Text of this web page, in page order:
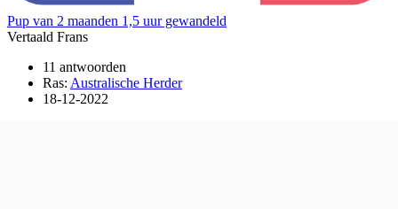
Pup van 2 maanden 1,5 uur gewandeld
Vertaald Frans
11 antwoorden
Ras: Australische Herder
18-12-2022